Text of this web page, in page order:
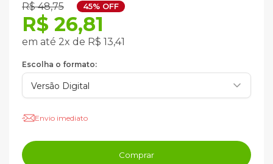
R$ 48,75 45% OFF
R$ 26,81
em até 2x de R$ 13,41
Escolha o formato:
Envio imediato
Comprar